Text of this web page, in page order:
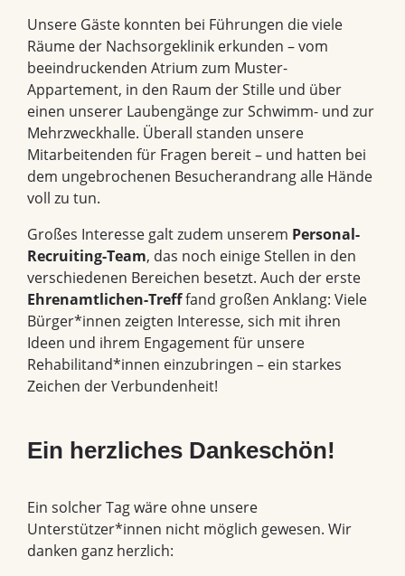
Unsere Gäste konnten bei Führungen die viele
Räume der Nachsorgeklinik erkunden – vom
beeindruckenden Atrium zum Muster-
Appartement, in den Raum der Stille und über
einen unserer Laubengänge zur Schwimm- und zur
Mehrzweckhalle. Überall standen unsere
Mitarbeitenden für Fragen bereit – und hatten bei
dem ungebrochenen Besucherandrang alle Hände
voll zu tun.
Großes Interesse galt zudem unserem Personal-
Recruiting-Team, das noch einigeStellen in den
verschiedenen Bereichen besetzt. Auch der erste
Ehrenamtlichen-Trefffand großen Anklang: Viele
Bürger*innen zeigten Interesse, sich mit ihren
Ideen und ihrem Engagement für unsere
Rehabilitand*innen einzubringen – ein starkes
Zeichen der Verbundenheit!
Ein herzliches Dankeschön!
Ein solcher Tag wäre ohne unsere
Unterstützer*innen nicht möglich gewesen. Wir
danken ganz herzlich: